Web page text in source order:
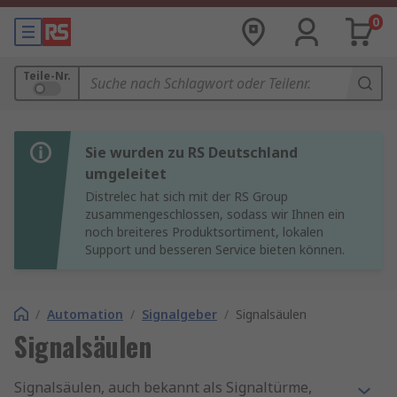
0
Teile-Nr.
Sie wurden zu RS Deutschland
umgeleitet
Distrelec hat sich mit der RS Group
zusammengeschlossen, sodass wir Ihnen ein
noch breiteres Produktsortiment, lokalen
Support und besseren Service bieten können.
/ Automation / Signalgeber / Signalsäulen
Signalsäulen
Signalsäulen, auch bekannt als Signaltürme,